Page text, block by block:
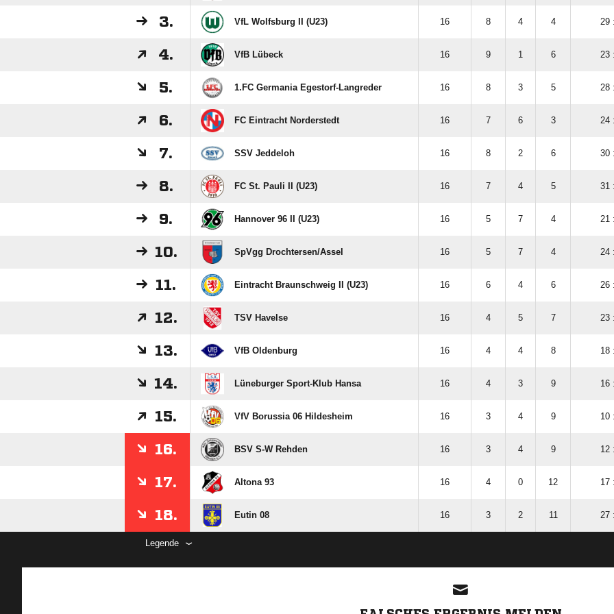
3. VfL Wolfsburg II (U23) 16 8 4 4 29
4. VfB Lübeck 16 9 1 6 23
5. 1.FC Germania Egestorf-Langreder 16 8 3 5 28
6. FC Eintracht Norderstedt 16 7 6 3 24
7. SSV Jeddeloh 16 8 2 6 30
8. FC St. Pauli II (U23) 16 7 4 5 31
9. Hannover 96 II (U23) 16 5 7 4 21
10. SpVgg Drochtersen/​Assel 16 5 7 4 24
11. Eintracht Braunschweig II (U23) 16 6 4 6 26
12. TSV Havelse 16 4 5 7 23
13. VfB Oldenburg 16 4 4 8 18
14. Lüneburger Sport-Klub Hansa 16 4 3 9 16
15. VfV Borussia 06 Hildesheim 16 3 4 9 10
16. BSV S-W Rehden 16 3 4 9 12
17. Altona 93 16 4 0 12 17
18. Eutin 08 16 3 2 11 27
Legende